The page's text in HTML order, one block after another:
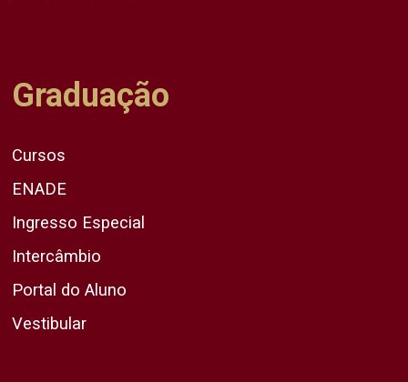
Graduação
Cursos
ENADE
Ingresso Especial
Intercâmbio
Portal do Aluno
Vestibular